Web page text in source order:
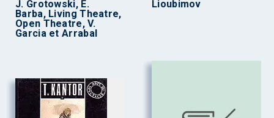
J. Grotowski, E.
Barba, Living Theatre,
Open Theatre, V.
Garcia et Arrabal
Lioubimov